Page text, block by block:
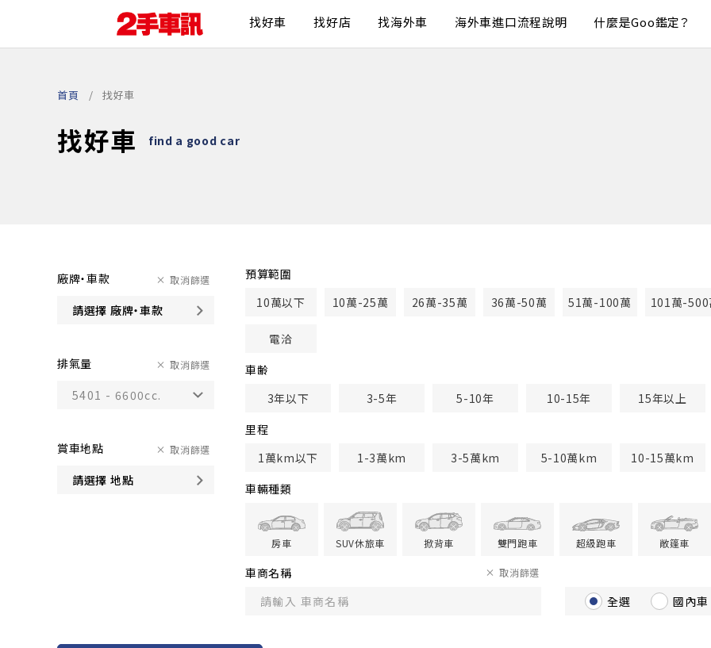
找好車 找好店 找海外車 海外車進口流程說明 什麼是Goo鑑定？
首頁 找好車
找好車 find a good car
廠牌・車款
請選擇 廠牌・車款
取消篩選
排氣量 取消篩選
賞車地點
請選擇 地點
取消篩選
預算範圍
10萬以下
10萬-25萬 26萬-35萬 36萬-50萬 51萬-100萬 101萬-500
電洽
車齢
3年以下
3-5年 5-10年 10-15年
15年以上
里程
1萬km以下
1-3萬km 3-5萬km 5-10萬km
10-15萬km
車輛種類
房車 SUV休旅車 掀背車 雙門跑車 超級跑車 敞篷車
車商名稱 取消篩選
全選 國內車